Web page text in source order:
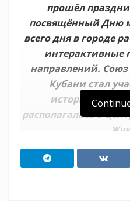
прошёл
посвящённый Дню
всего дня в городе
интерактивные
направлений.
Кубани стал
исторической
располагалась в